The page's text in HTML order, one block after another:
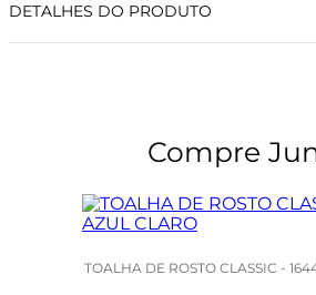
DETALHES DO PRODUTO
Compre
TOALHA DE ROSTO CLASSIC -